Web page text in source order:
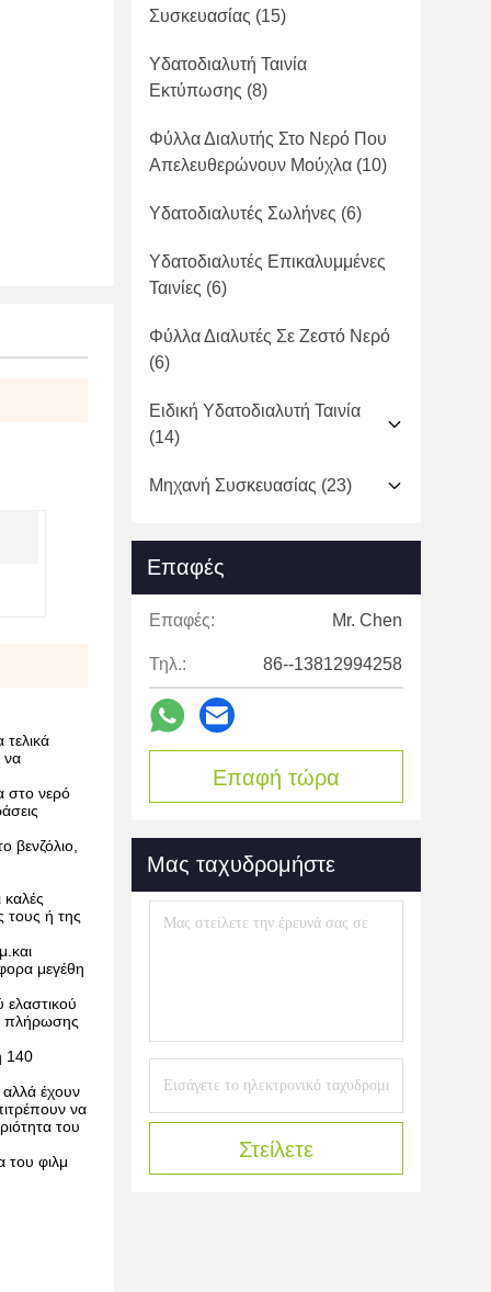
να
στο νερό
βενζόλιο,
καλές
τους ή της
μεγέθη
ελαστικού
πλήρωσης
140
αλλά έχουν
να
του
του φιλμ
Συσκευασίας (15)
Υδατοδιαλυτή Ταινία
Εκτύπωσης (8)
Φύλλα Διαλυτής Στο Νερό Που
Απελευθερώνουν Μούχλα (10)
Υδατοδιαλυτές Σωλήνες (6)
Υδατοδιαλυτές Επικαλυμμένες
Ταινίες (6)
Φύλλα Διαλυτές Σε Ζεστό Νερό
(6)
Ειδική Υδατοδιαλυτή Ταινία
(14)
Μηχανή Συσκευασίας (23)
Επαφές
Επαφές: Mr. Chen
Τηλ.: 86--13812994258
Επαφή τώρα
Μας ταχυδρομήστε
Στείλετε